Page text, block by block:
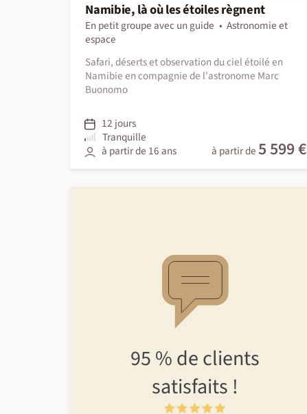
Namibie, là où les étoiles règnent
En petit groupe avec un guide
Astronomie et
espace
Safari, déserts et observation du ciel étoilé en
Namibie en compagnie de l'astronome Marc
Buonomo
12 jours
Tranquille
à partir de 16 ans
à partir de 5 599 €
95 %de clients
satisfaits !